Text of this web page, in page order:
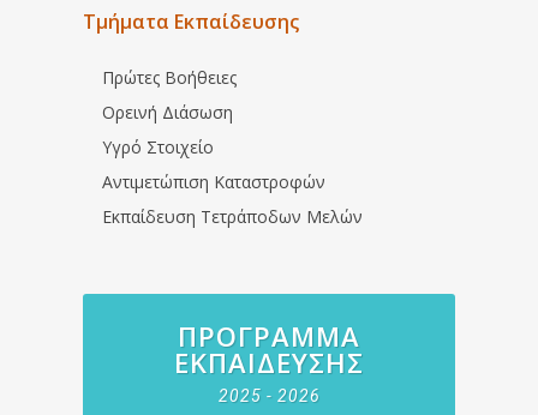
Τμήματα Εκπαίδευσης
Πρώτες Βοήθειες
Ορεινή Διάσωση
Υγρό Στοιχείο
Αντιμετώπιση Καταστροφών
Εκπαίδευση Τετράποδων Μελών
ΠΡΌΓΡΑΜΜΑ
ΕΚΠΑΊΔΕΥΣΗΣ
2025 - 2026